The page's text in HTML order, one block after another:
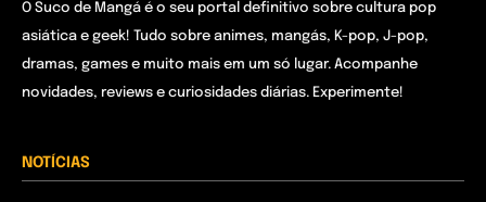
O Suco de Mangá é o seu portal definitivo sobre cultura pop
asiática e geek! Tudo sobre animes, mangás, K-pop, J-pop,
dramas, games e muito mais em um só lugar. Acompanhe
novidades, reviews e curiosidades diárias. Experimente!
NOTÍCIAS